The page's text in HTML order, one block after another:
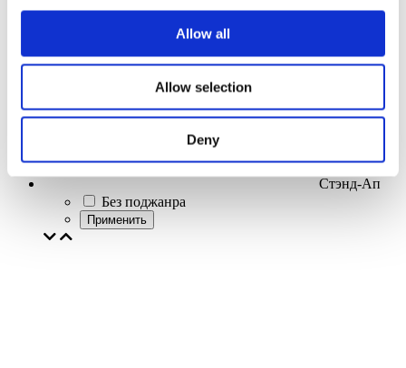
Allow all
Allow selection
Deny
Эстрада
Стэнд-Ап
Без поджанра
Применить